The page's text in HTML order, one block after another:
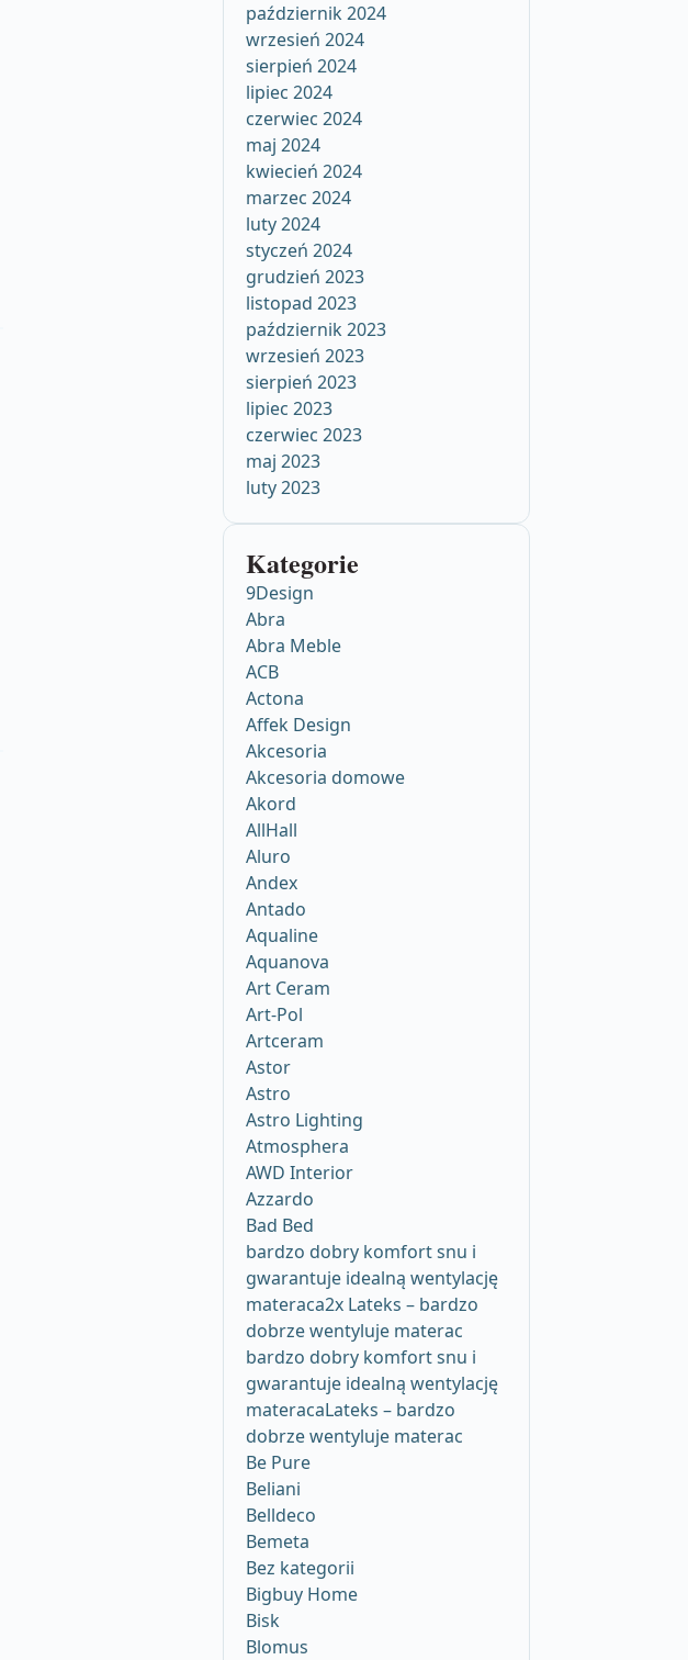
październik 2024
wrzesień 2024
sierpień 2024
lipiec 2024
czerwiec 2024
maj 2024
kwiecień 2024
marzec 2024
luty 2024
styczeń 2024
grudzień 2023
listopad 2023
październik 2023
wrzesień 2023
sierpień 2023
lipiec 2023
czerwiec 2023
maj 2023
luty 2023
Kategorie
9Design
Abra
Abra Meble
ACB
Actona
Affek Design
Akcesoria
Akcesoria domowe
Akord
AllHall
Aluro
Andex
Antado
Aqualine
Aquanova
Art Ceram
Art-Pol
Artceram
Astor
Astro
Astro Lighting
Atmosphera
AWD Interior
Azzardo
Bad Bed
bardzo dobry komfort snu i
gwarantuje idealną wentylację
materaca2x Lateks – bardzo
dobrze wentyluje materac
bardzo dobry komfort snu i
gwarantuje idealną wentylację
materacaLateks – bardzo
dobrze wentyluje materac
Be Pure
Beliani
Belldeco
Bemeta
Bez kategorii
Bigbuy Home
Bisk
Blomus